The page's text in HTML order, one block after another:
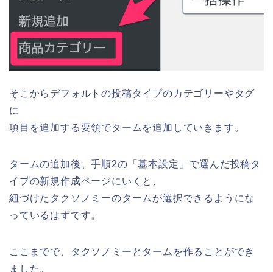
そこからデフォルトの投稿タイプのカテゴリーやタグ
に
項目を追加する要領でタームを追加していきます。
タームの追加後、手順2の「基本設定」で選んだ投稿タ
イプの新規作成ページにいくと、
紐づけたタクソノミーのタームが選択できるようにな
っているはずです。
ここまでで、タクソノミーとタームを作ることができ
ました。